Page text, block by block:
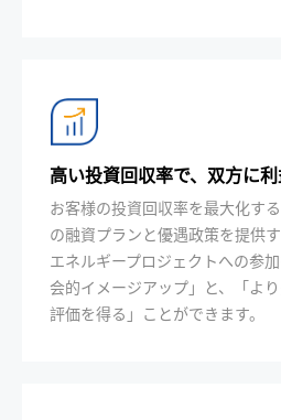
高い投資回収率で、双方に
お客様の投資回収率を最大化す
の融資プランと優遇政策を提供
エネルギープロジェクトへの参
会的イメージアップ」と、「よ
評価を得る」ことができます。